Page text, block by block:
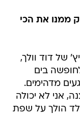
ממנו את הכי
של דוד וולך,
בים
מדהימים.
אני לא יכולה
הולך על שפת